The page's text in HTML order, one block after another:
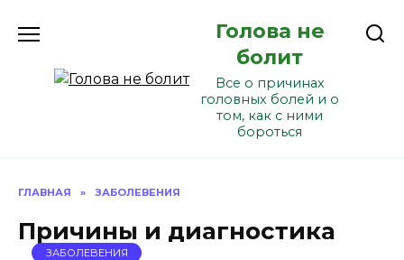
Голова не
болит
Все о причинах
головных болей и о
том, как с ними
бороться
ГЛАВНАЯ » ЗАБОЛЕВЕНИЯ
Причины и диагностика
ЗАБОЛЕВЕНИЯ